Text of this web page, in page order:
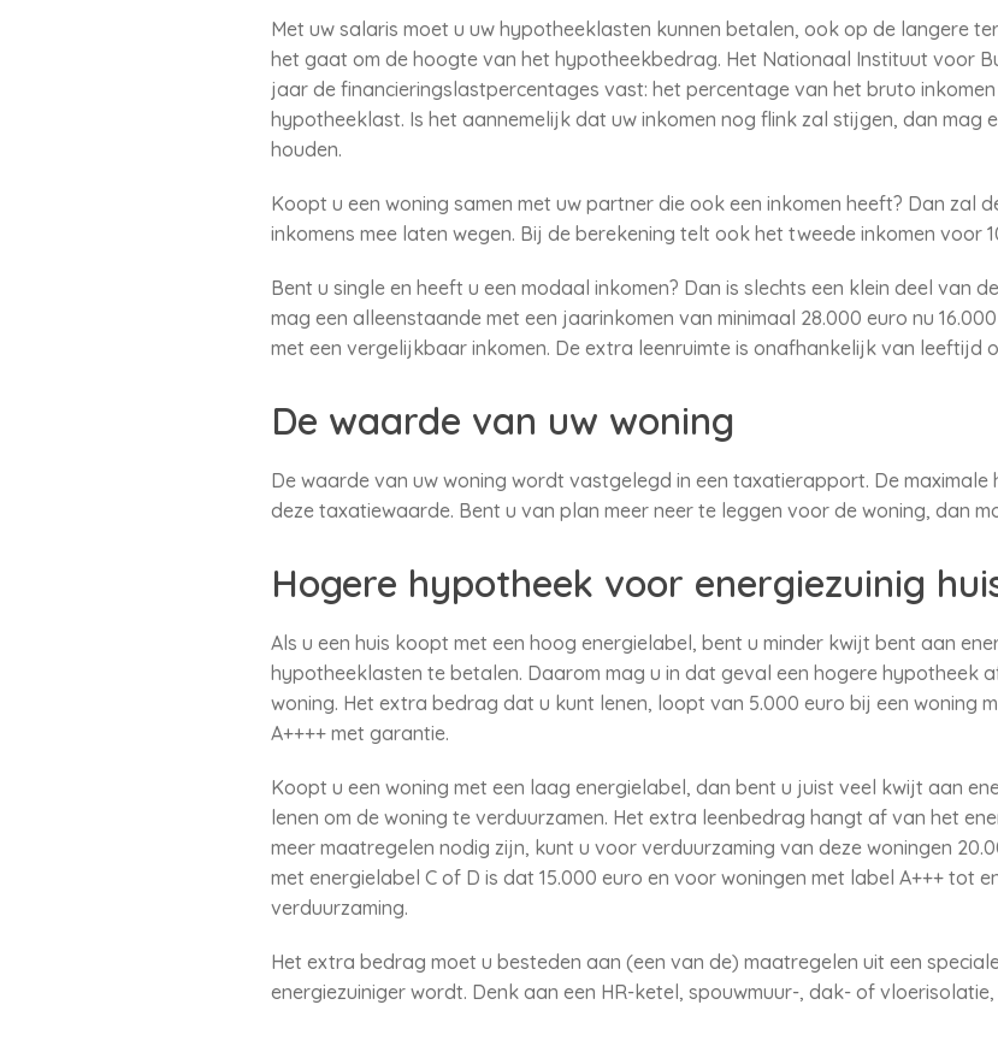
Met uw salaris moet u uw hypotheeklasten kunnen betalen, ook op de langere
het gaat om de hoogte van het hypotheekbedrag. Het Nationaal Instituut voor
jaar de financieringslastpercentages vast: het percentage van het bruto
hypotheeklast. Is het aannemelijk dat uw inkomen nog flink zal stijgen, dan mag
houden.
Koopt u een woning samen met uw partner die ook een inkomen heeft? Dan zal
inkomens mee laten wegen. Bij de berekening telt ook het tweede inkomen voor
Bent u single en heeft u een modaal inkomen? Dan is slechts een klein deel van
mag een alleenstaande met een jaarinkomen van minimaal 28.000 euro nu
met een vergelijkbaar inkomen. De extra leenruimte is onafhankelijk van leeftijd
De waarde van uw woning
De waarde van uw woning wordt vastgelegd in een taxatierapport. De
deze taxatiewaarde. Bent u van plan meer neer te leggen voor de woning, dan
Hogere hypotheek voor energiezuinig
Als u een huis koopt met een hoog energielabel, bent u minder kwijt bent aan
hypotheeklasten te betalen. Daarom mag u in dat geval een hogere hypotheek
woning. Het extra bedrag dat u kunt lenen, loopt van 5.000 euro bij een woning
A++++ met garantie.
Koopt u een woning met een laag energielabel, dan bent u juist veel kwijt aan
lenen om de woning te verduurzamen. Het extra leenbedrag hangt af van het
meer maatregelen nodig zijn, kunt u voor verduurzaming van deze woningen
met energielabel C of D is dat 15.000 euro en voor woningen met label A+++ tot
verduurzaming.
Het extra bedrag moet u besteden aan (een van de) maatregelen uit een
energiezuiniger wordt. Denk aan een HR-ketel, spouwmuur-, dak- of